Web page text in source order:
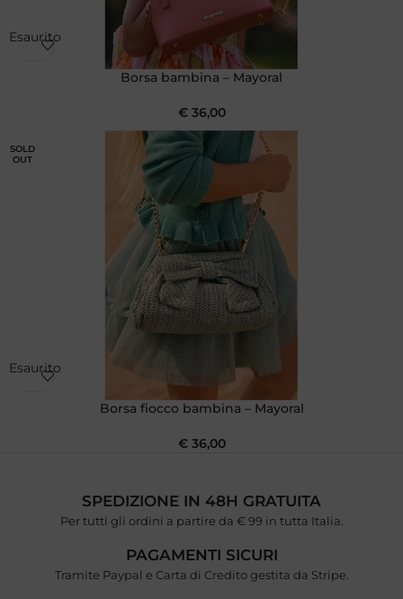
Esaurito
Borsa bambina – Mayoral
€36,00
SOLD
OUT
Esaurito
Borsa fiocco bambina – Mayoral
€36,00
SPEDIZIONE IN 48H GRATUITA
Per tutti gli ordini a partire da € 99 in tutta Italia.
PAGAMENTI SICURI
Tramite Paypal e Carta di Credito gestita da Stripe.